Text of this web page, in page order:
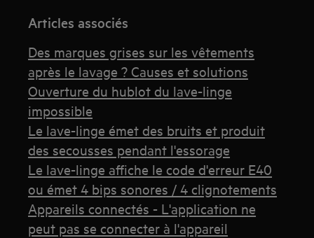
Articles associés
Des marques grises sur les vêtements
après le lavage ? Causes et solutions
Ouverture du hublot du lave-linge
impossible
Le lave-linge émet des bruits et produit
des secousses pendant l'essorage
Le lave-linge affiche le code d'erreur E40
ou émet 4 bips sonores / 4 clignotements
Appareils connectés - L'application ne
peut pas se connecter à l'appareil